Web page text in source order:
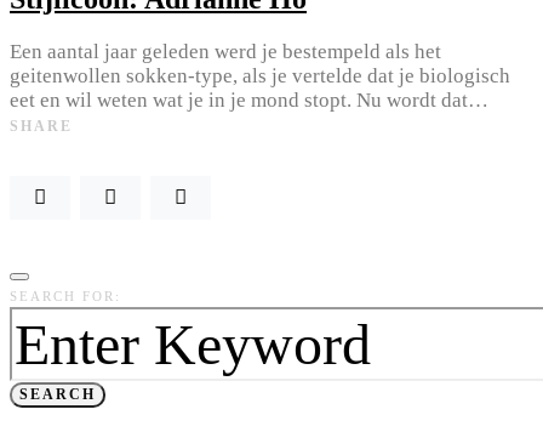
Een aantal jaar geleden werd je bestempeld als het
geitenwollen sokken-type, als je vertelde dat je biologisch
eet en wil weten wat je in je mond stopt. Nu wordt dat…
SHARE
SEARCH FOR:
SEARCH